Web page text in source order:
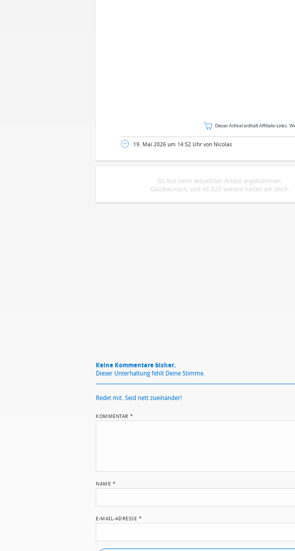
Dieser Artikel enthält Affiliate-Links.
19. Mai 2026 um 14:52 Uhr von Nicolas
Du bist beim aktuellsten Artikel angekommen.
Glückwunsch, und 46.820 weitere hätten wir noch.
Keine Kommentare bisher.
Dieser Unterhaltung fehlt Deine Stimme.
Redet mit. Seid nett zueinander!
KOMMENTAR *
NAME *
E-MAIL-ADRESSE *